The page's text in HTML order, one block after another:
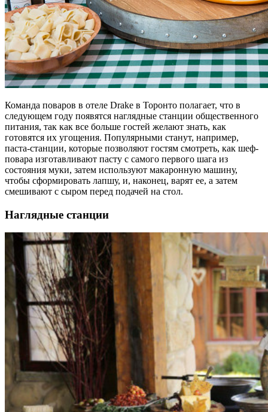
Команда поваров в отеле Drake в Торонто полагает, что в
следующем году появятся наглядные станции общественного
питания, так как все больше гостей желают знать, как
готовятся их угощения. Популярными станут, например,
паста-станции, которые позволяют гостям смотреть, как шеф-
повара изготавливают пасту с самого первого шага из
состояния муки, затем используют макаронную машину,
чтобы сформировать лапшу, и, наконец, варят ее, а затем
смешивают с сыром перед подачей на стол.
Наглядные станции